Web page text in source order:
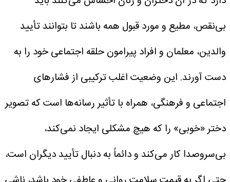
بی‌نقص، مطیع و مورد قبول همه باشند تا بتوانند تأیید
والدین، معلمان و افراد پیرامون حلقه اجتماعی خود را به
دست آورند. این وضعیت اغلب ترکیبی از فشارهای
اجتماعی و فرهنگی، همراه با تأثیر رسانه‌ها است که تصویر
دختر «خوبی» را که هیچ مشکلی ایجاد نمی‌کند،
بی‌سروصدا کار می‌کند و دائماً به دنبال تأیید دیگران است،